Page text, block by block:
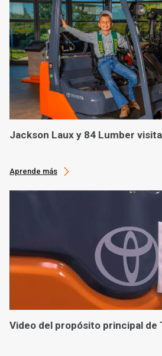
Jackson Laux y 84 Lumber
Aprende más
Video del propósito principal de